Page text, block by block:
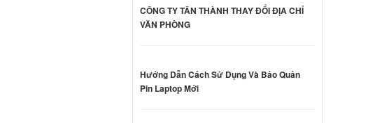
CÔNG TY TÂN THÀNH THAY ĐỔI ĐỊA CHỈ
VĂN PHÒNG
Hướng Dẫn Cách Sử Dụng Và Bảo Quản
Pin Laptop Mới